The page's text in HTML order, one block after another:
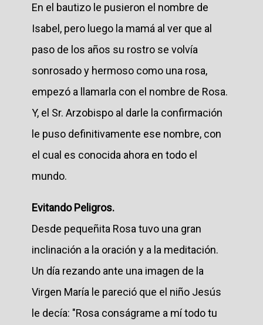
En el bautizo le pusieron el nombre de
Isabel, pero luego la mamá al ver que al
paso de los años su rostro se volvía
sonrosado y hermoso como una rosa,
empezó a llamarla con el nombre de Rosa.
Y, el Sr. Arzobispo al darle la confirmación
le puso definitivamente ese nombre, con
el cual es conocida ahora en todo el
mundo.
Evitando Peligros.
Desde pequeñita Rosa tuvo una gran
inclinación a la oración y a la meditación.
Un día rezando ante una imagen de la
Virgen María le pareció que el niño Jesús
le decía: "Rosa conságrame a mí todo tu